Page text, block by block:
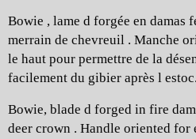
Bowie , lame d forgée en damas
merrain de chevreuil . Manche
le haut pour permettre de la
facilement du gibier après l estoc.
Bowie, blade d forged in fire
deer crown . Handle oriented